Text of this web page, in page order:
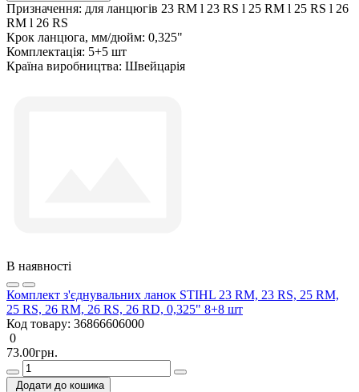
Призначення: для ланцюгів 23 RM l 23 RS l 25 RM l 25 RS l 26
RM l 26 RS
Крок ланцюга, мм/дюйм: 0,325"
Комплектація: 5+5 шт
Країна виробництва: Швейцарія
В наявності
Комплект з'єднувальних ланок STIHL 23 RM, 23 RS, 25 RM,
25 RS, 26 RM, 26 RS, 26 RD, 0,325" 8+8 шт
Код товару: 36866606000
0
73.00грн.
Додати до кошика